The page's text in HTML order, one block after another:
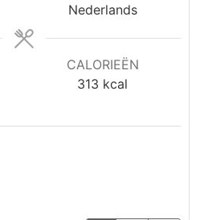
Nederlands
CALORIEËN
313 kcal